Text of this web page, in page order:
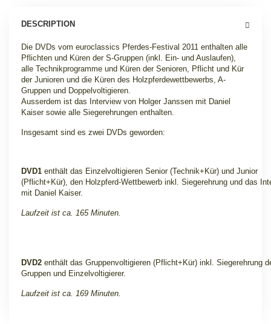
DESCRIPTION
Die DVDs vom euroclassics Pferdes-Festival 2011 enthalten alle
Pflichten und Küren der S-Gruppen (inkl. Ein- und Auslaufen),
alle Technikprogramme und Küren der Senioren, Pflicht und Kür
der Junioren und die Küren des Holzpferdewettbewerbs, A-
Gruppen und Doppelvoltigieren.
Ausserdem ist das Interview von Holger Janssen mit Daniel
Kaiser sowie alle Siegerehrungen enthalten.
Insgesamt sind es zwei DVDs geworden:
DVD1 enthält das Einzelvoltigieren Senior (Technik+Kür) und Junior
(Pflicht+Kür), den Holzpferd-Wettbewerb inkl. Siegerehrung und das
mit Daniel Kaiser.
Laufzeit ist ca. 165 Minuten.
DVD2 enthält das Gruppenvoltigieren (Pflicht+Kür) inkl. Siegerehrung
Gruppen und Einzelvoltigierer.
Laufzeit ist ca. 169 Minuten.